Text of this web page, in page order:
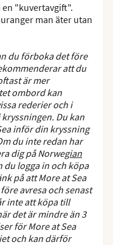
en "kuvertavgift".
man äter utan
du förboka det före
att du
är mer
ombord kan
rederier och i
Du kan
inför din kryssning
du inte redan har
dig på Norwegian
du logga in och köpa
på att More at Sea
avresa och senast
inte att köpa till
det är mindre än 3
för More at Sea
och kan därför